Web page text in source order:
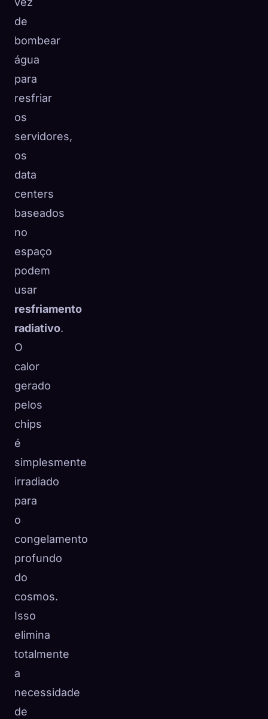
de
bombear
água
para
resfriar
os
servidores,
os
data
centers
baseados
no
espaço
podem
usar
resfriamento
radiativo.
O
calor
gerado
pelos
chips
é
simplesmente
irradiado
para
o
congelamento
profundo
do
cosmos.
Isso
elimina
totalmente
a
necessidade
de